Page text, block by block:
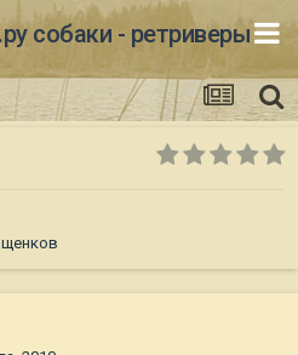
собаки - ретриверы